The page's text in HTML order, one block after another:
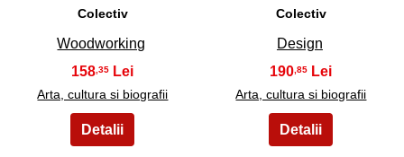
Colectiv
Woodworking
158 ,35
Arta, cultura si biografii
Colectiv
Design
190 ,85
Arta, cultura si biografii